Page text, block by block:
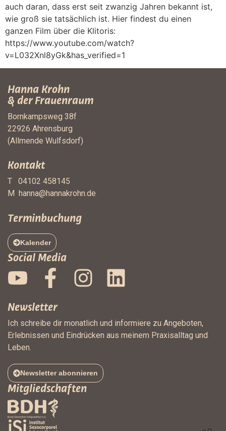
auch daran, dass erst seit zwanzig Jahren bekannt ist,
wie groß sie tatsächlich ist. Hier findest du einen
ganzen Film über die Klitoris:
https://www.youtube.com/watch?
v=L032Xnl8yGk&has_verified=1
Hanna Krohn
& der Frauenraum
Bornkampsweg 38f
22926 Ahrensburg
(Allmende Wulfsdorf)
Kontakt
T 04102 458145
M
hanna@hannakrohn.de
Terminbuchung
Kalender
Social Media
Newsletter
Ich schreibe dir monatlich und informiere zu Angeboten,
Erlebnissen und Eindrücken aus meinem Praxisalltag und
Leben.
Newsletter abonnieren
Mitgliedschaften